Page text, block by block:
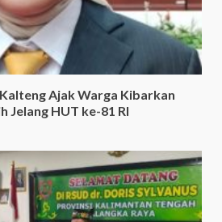
Ajak Warga Kibarkan
Jelang HUT ke-81 RI